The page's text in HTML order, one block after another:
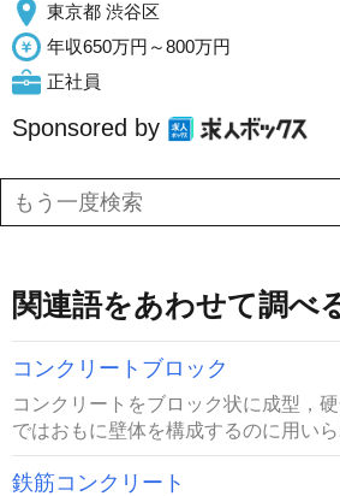
東京都 渋谷区
年収650万円～800万円
正社員
Sponsored by
関連語をあわせて調べ
コンクリートブロック
コンクリートをブロック状に成型，
ではおもに壁体を構成するのに用い
鉄筋コンクリート